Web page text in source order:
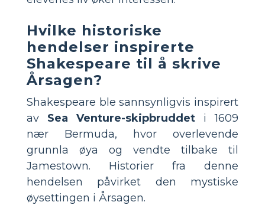
Hvilke historiske
hendelser inspirerte
Shakespeare til å skrive
Årsagen?
Shakespeare ble sannsynligvis inspirert
av Sea Venture-skipbruddet i 1609
nær Bermuda, hvor overlevende
grunnla øya og vendte tilbake til
Jamestown. Historier fra denne
hendelsen påvirket den mystiske
øysettingen i Årsagen.